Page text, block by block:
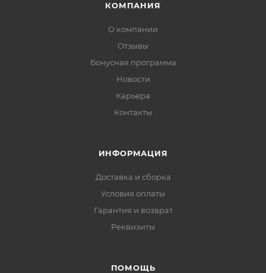
КОМПАНИЯ
О компании
Отзывы
Бонусная программа
Новости
Карьера
Контакты
ИНФОРМАЦИЯ
Доставка и сборка
Условия оплаты
Гарантия и возврат
Реквизиты
ПОМОЩЬ